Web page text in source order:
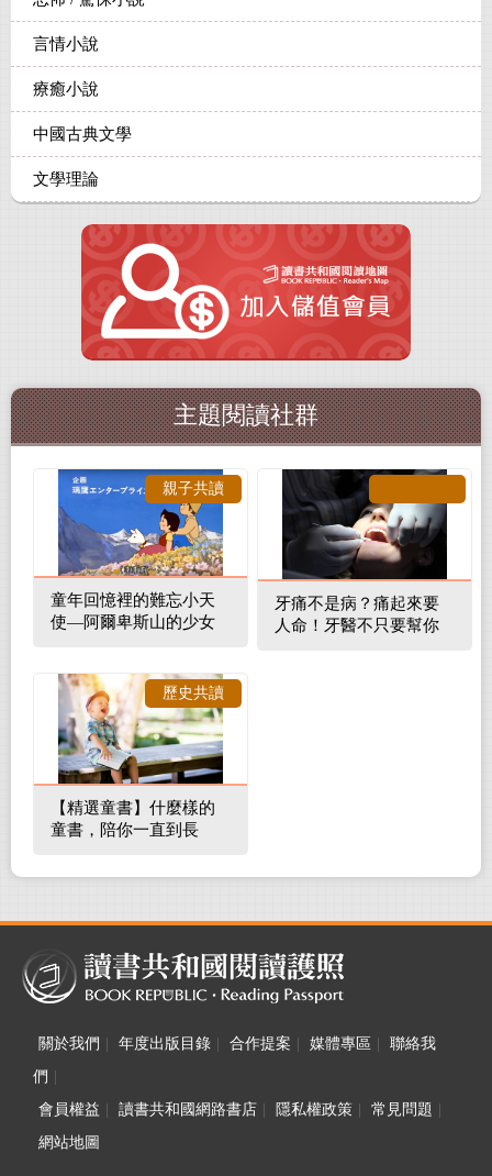
言情小說
療癒小說
中國古典文學
文學理論
主題閱讀社群
童年回憶裡的難忘小天
使—阿爾卑斯山的少女
親子共讀
牙痛不是病？痛起來要
人命！牙醫不只要幫你
【精選童書】什麼樣的
童書，陪你一直到長
歷史共讀
關於我們 年度出版目錄 合作提案 媒體專區
聯絡我
們
會員權益
讀書共和國網路書店 隱私權政策 常見問題
網站地圖